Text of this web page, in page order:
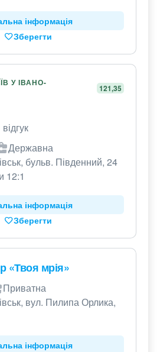
інформація
Зберегти
У ІВАНО-
121,35
відгук
Державна
бульв. Південний, 24
12:1
інформація
Зберегти
«Твоя мрія»
Приватна
вул. Пилипа Орлика,
інформація